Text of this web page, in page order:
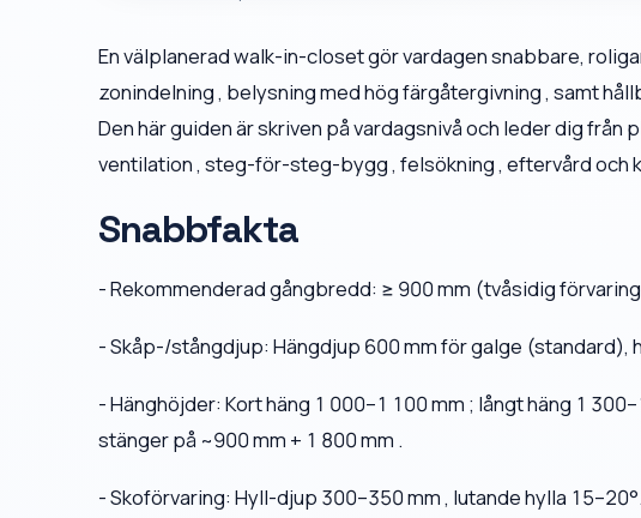
En välplanerad walk-in-closet gör vardagen snabbare,
zonindelning , belysning med hög färgåtergivning , samt
Den här guiden är skriven på vardagsnivå och leder dig
ventilation , steg-för-steg-bygg , felsökning , eftervård och
Snabbfakta
- Rekommenderad gångbredd: ≥ 900 mm (tvåsidig
- Skåp-/stångdjup: Hängdjup 600 mm för galge (standard),
- Hänghöjder: Kort häng 1 000–1 100 mm ; långt häng 1
stänger på ~900 mm + 1 800 mm .
- Skoförvaring: Hyll-djup 300–350 mm , lutande hylla 15–20°.